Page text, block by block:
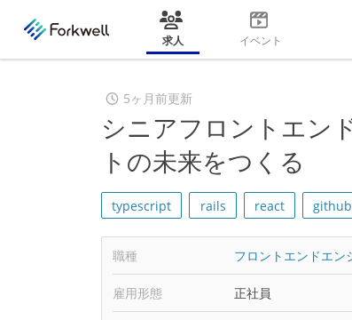
求人 イベント
5ヶ月前更新
シニアフロントエン
トの未来をつくる
typescript rails react github
職種 フロントエンドエン
雇用形態 正社員